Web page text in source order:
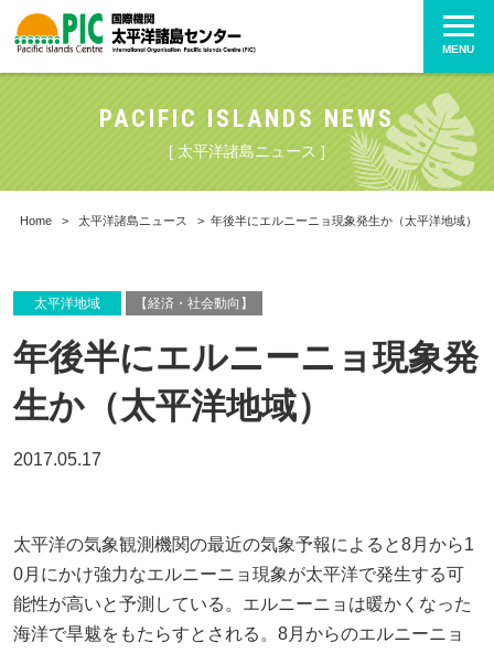
MENU
PACIFIC ISLANDS NEWS
[ 太平洋諸島ニュース ]
Home > 太平洋諸島ニュース > 年後半にエルニーニョ現象発生か（太平洋地域）
太平洋地域 【経済・社会動向】
年後半にエルニーニョ現象発
生か（太平洋地域）
2017.05.17
太平洋の気象観測機関の最近の気象予報によると8月から1
0月にかけ強力なエルニーニョ現象が太平洋で発生する可
能性が高いと予測している。エルニーニョは暖かくなった
海洋で旱魃をもたらすとされる。8月からのエルニーニョ